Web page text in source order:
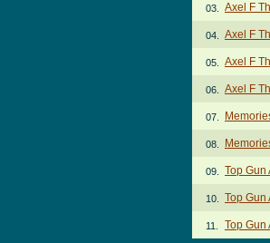
03. Axel F
04. Axel F
05. Axel F
06. Axel F
07.
08.
09. Top Gun
10. Top Gun
11. Top Gun